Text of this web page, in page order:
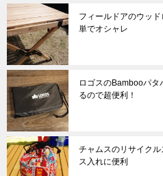
フィールドアのウッ
単でオシャレ
ロゴスのBambooパ
るので超便利！
チャムスのリサイク
ス入れに便利